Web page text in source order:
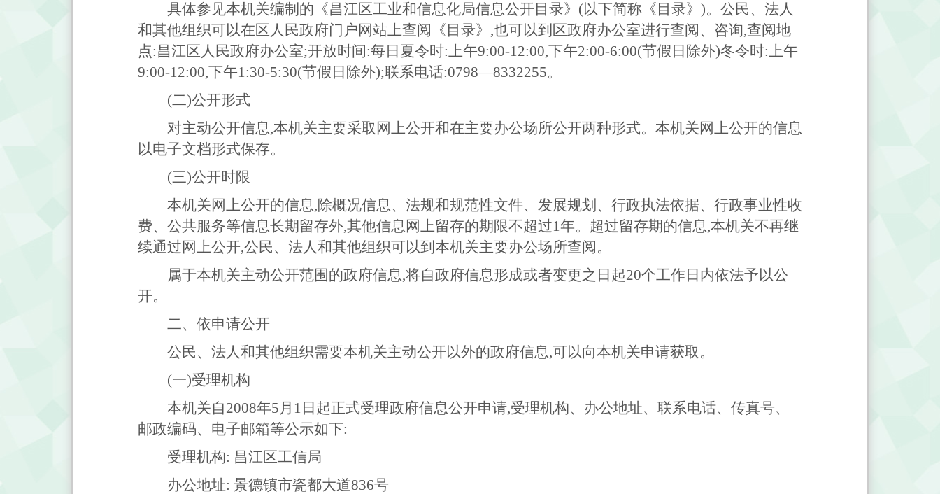
具体参见本机关编制的《昌江区工业和信息化局信息公开目录》(以下简称《目录》)。公民、法人
和其他组织可以在区人民政府门户网站上查阅《目录》,也可以到区政府办公室进行查阅、咨询,查阅地
点:昌江区人民政府办公室;开放时间:每日夏令时:上午9:00-12:00,下午2:00-6:00(节假日除外)冬令时:上午
9:00-12:00,下午1:30-5:30(节假日除外);联系电话:0798—8332255。
(二)公开形式
对主动公开信息,本机关主要采取网上公开和在主要办公场所公开两种形式。本机关网上公开的信息
以电子文档形式保存。
(三)公开时限
本机关网上公开的信息,除概况信息、法规和规范性文件、发展规划、行政执法依据、行政事业性收
费、公共服务等信息长期留存外,其他信息网上留存的期限不超过1年。超过留存期的信息,本机关不再继
续通过网上公开,公民、法人和其他组织可以到本机关主要办公场所查阅。
属于本机关主动公开范围的政府信息,将自政府信息形成或者变更之日起20个工作日内依法予以公
开。
二、依申请公开
公民、法人和其他组织需要本机关主动公开以外的政府信息,可以向本机关申请获取。
(一)受理机构
本机关自2008年5月1日起正式受理政府信息公开申请,受理机构、办公地址、联系电话、传真号、
邮政编码、电子邮箱等公示如下:
受理机构: 昌江区工信局
办公地址: 景德镇市瓷都大道836号